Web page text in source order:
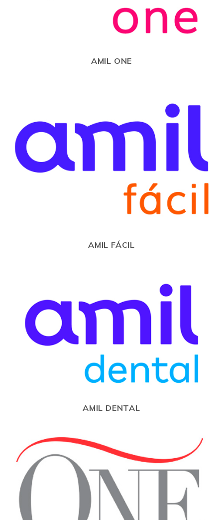
AMIL ONE
AMIL FÁCIL
AMIL DENTAL